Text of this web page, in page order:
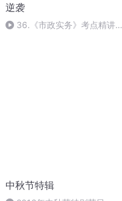
逆袭
36.《市政实务》考点精讲第
中秋节特辑